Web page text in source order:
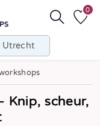
Utrecht
0
Knip, scheur,